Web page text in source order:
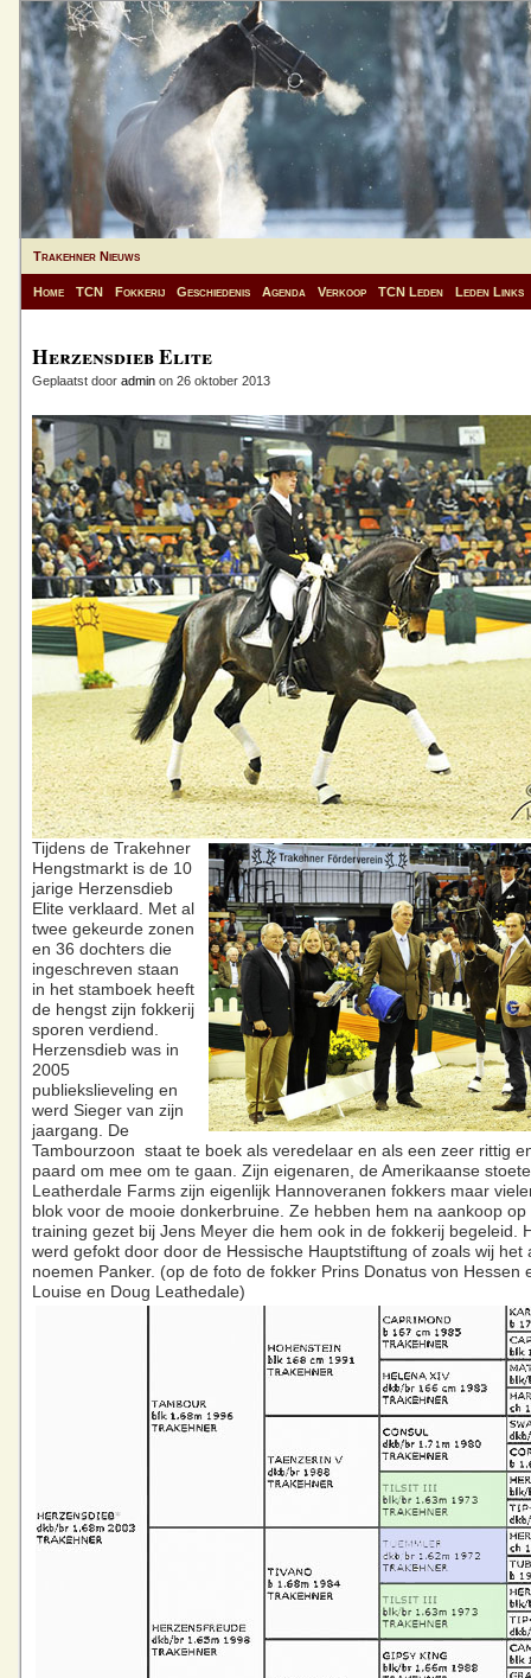
Trakehner Nieuws
Home TCN Fokkerij Geschiedenis Agenda Verkoop TCN Leden Leden Links
Herzensdieb Elite
Geplaatst door admin on 26 oktober 2013
Tijdens de Trakehner
Hengstmarkt is de 10
jarige Herzensdieb
Elite verklaard. Met al
twee gekeurde zonen
en 36 dochters die
ingeschreven staan
in het stamboek heeft
de hengst zijn fokkerij
sporen verdiend.
Herzensdieb was in
2005
publiekslieveling en
werd Sieger van zijn
jaargang. De
Tambourzoon staat te boek als veredelaar en als een zeer rittig
paard om mee om te gaan. Zijn eigenaren, de Amerikaanse
Leatherdale Farms zijn eigenlijk Hannoveranen fokkers maar
blok voor de mooie donkerbruine. Ze hebben hem na aankoop op
training gezet bij Jens Meyer die hem ook in de fokkerij begeleid.
werd gefokt door door de Hessische Hauptstiftung of zoals wij het
noemen Panker. (op de foto de fokker Prins Donatus von Hessen
Louise en Doug Leathedale)